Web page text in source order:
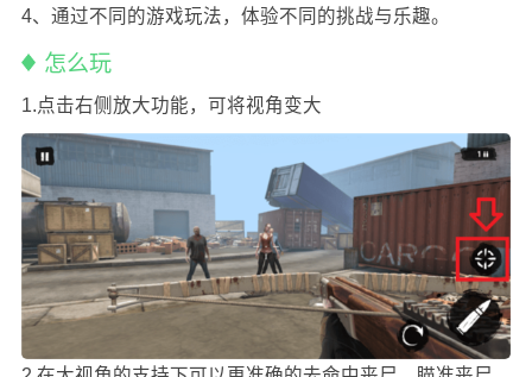
4、通过不同的游戏玩法，体验不同的挑战与乐趣。
怎么玩
1.点击右侧放大功能，可将视角变大